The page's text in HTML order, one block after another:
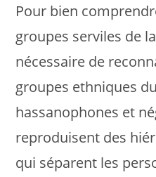
Pour bien
groupes serviles de
nécessaire de
groupes ethniques
hassanophones et
reproduisent des
qui séparent les